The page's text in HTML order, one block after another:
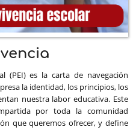
(PEI) es la carta de navegación
la identidad, los principios, los
nuestra labor educativa. Este
por toda la comunidad
que queremos ofrecer, y define